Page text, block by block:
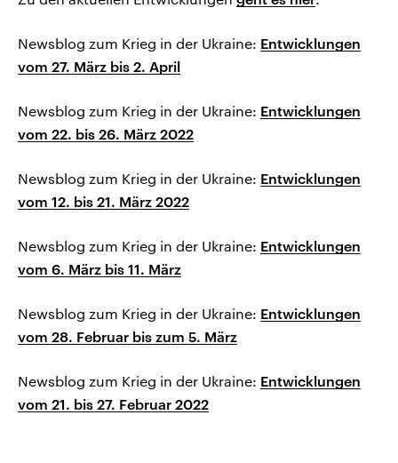
Newsblog zum Krieg in der Ukraine: Entwicklungen
vom 27. März bis 2. April
Newsblog zum Krieg in der Ukraine: Entwicklungen
vom 22. bis 26. März 2022
Newsblog zum Krieg in der Ukraine: Entwicklungen
vom 12. bis 21. März 2022
Newsblog zum Krieg in der Ukraine: Entwicklungen
vom 6. März bis 11. März
Newsblog zum Krieg in der Ukraine: Entwicklungen
vom 28. Februar bis zum 5. März
Newsblog zum Krieg in der Ukraine: Entwicklungen
vom 21. bis 27. Februar 2022